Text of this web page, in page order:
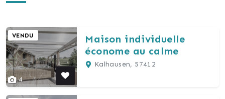
4
VENDU
Maison individuelle
économe au calme
Kalhausen, 57412